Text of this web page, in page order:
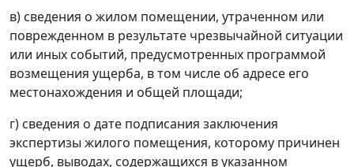
в) сведения о жилом помещении, утраченном или
поврежденном в результате чрезвычайной ситуации
или иных событий, предусмотренных программой
возмещения ущерба, в том числе об адресе его
местонахождения и общей площади;
г) сведения о дате подписания заключения
экспертизы жилого помещения, которому причинен
ущерб, выводах, содержащихся в указанном